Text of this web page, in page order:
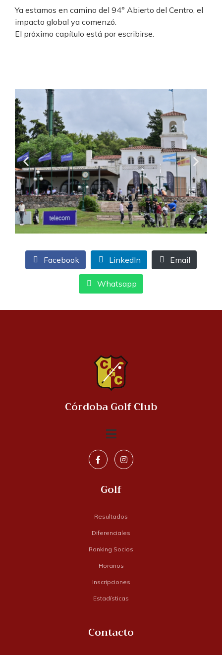
Ya estamos en camino del 94° Abierto del Centro, el
impacto global ya comenzó.
El próximo capítulo está por escribirse.
Facebook LinkedIn Email
Whatsapp
Córdoba Golf Club
Golf
Resultados
Diferenciales
Ranking Socios
Horarios
Inscripciones
Estadísticas
Contacto